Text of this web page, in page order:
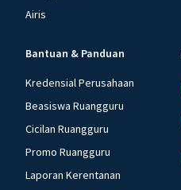
Airis
Bantuan & Panduan
Kredensial Perusahaan
Beasiswa Ruangguru
Cicilan Ruangguru
Promo Ruangguru
Laporan Kerentanan